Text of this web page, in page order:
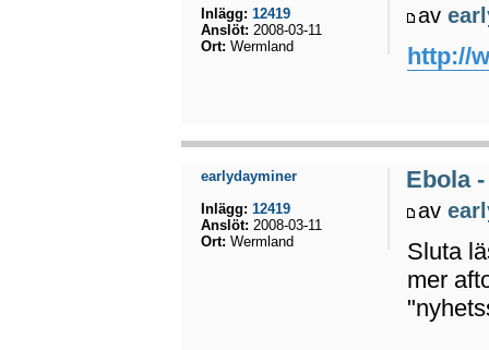
av
http://
Inlägg: 12419
Anslöt: 2008-03-11
Ort: Wermland
Ebola
av
Sluta
mer
earlydayminer
Inlägg: 12419
Anslöt: 2008-03-11
Ort: Wermland